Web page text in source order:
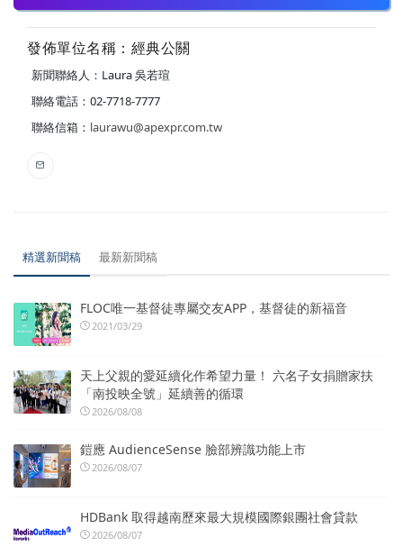
發佈單位名稱：經典公關
新聞聯絡人：Laura 吳若瑄
聯絡電話：02-7718-7777
聯絡信箱： laurawu@apexpr.com.tw
精選新聞稿 最新新聞稿
FLOC唯一基督徒專屬交友APP，基督徒的新福音
2021/03/29
天上父親的愛延續化作希望力量！ 六名子女捐贈家扶
「南投映全號」延續善的循環
2026/08/08
鎧應 AudienceSense 臉部辨識功能上市
2026/08/07
HDBank 取得越南歷來最大規模國際銀團社會貸款
2026/08/07